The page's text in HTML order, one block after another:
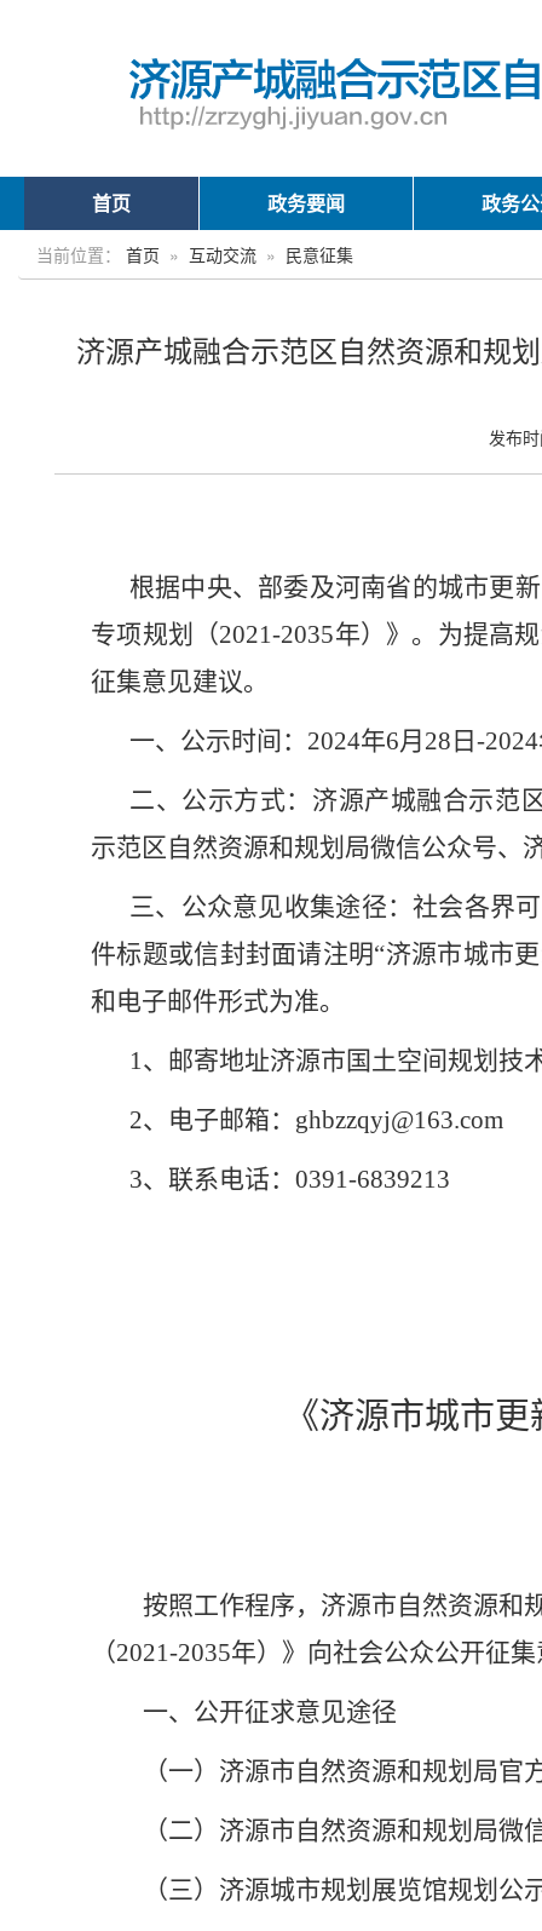
首页 政务要闻 政务
当前位置： 首页 » 互动交流 » 民意征集
济源产城融合示范区自然资源和规
发布
根据中央、部委及河南省的城市更
专项规划（2021-2035年）》。为提高
征集意见建议。
一、公示时间：2024年6月28日-
二、公示方式：济源产城融合示范
示范区自然资源和规划局微信公众号、
三、公众意见收集途径：社会各界
件标题或信封封面请注明“济源市城市
和电子邮件形式为准。
1、邮寄地址济源市国土空间规划技
2、电子邮箱：ghbzzqyj@163.com
3、联系电话：0391-6839213
《济源市城市
按照工作程序，济源市自然资源和
（2021-2035年）》向社会公众公开征
一、公开征求意见途径
（一）济源市自然资源和规划局官
（二）济源市自然资源和规划局微
（三）济源城市规划展览馆规划公